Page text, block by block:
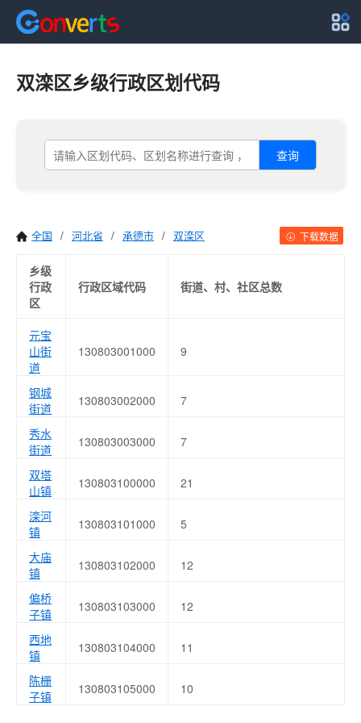
双滦区乡级行政区划代码
查询
全国 / 河北省 / 承德市 / 双滦区 下载数据
乡级
行政
区
行政区域代码 街道、村、社区总数
元宝
山街
道
130803001000 9
钢城
街道
130803002000 7
秀水
街道
130803003000 7
双塔
山镇
130803100000 21
滦河
镇
130803101000 5
大庙
镇
130803102000 12
偏桥
子镇
130803103000 12
西地
镇
130803104000 11
陈栅
子镇
130803105000 10